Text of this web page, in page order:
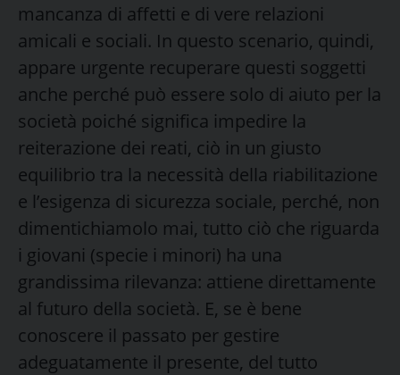
mancanza di affetti e di vere relazioni
amicali e sociali. In questo scenario, quindi,
appare urgente recuperare questi soggetti
anche perché può essere solo di aiuto per la
società poiché significa impedire la
reiterazione dei reati, ciò in un giusto
equilibrio tra la necessità della riabilitazione
e l’esigenza di sicurezza sociale, perché, non
dimentichiamolo mai, tutto ciò che riguarda
i giovani (specie i minori) ha una
grandissima rilevanza: attiene direttamente
al futuro della società. E, se è bene
conoscere il passato per gestire
adeguatamente il presente, del tutto